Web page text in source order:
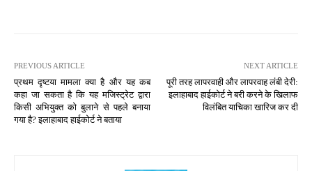
PREVIOUS ARTICLE
प्रथम दृष्टया मामला क्या है और यह कब
कहा जा सकता है कि यह मजिस्ट्रेट द्वारा
किसी अभियुक्त को बुलाने से पहले बनाया
गया है? इलाहाबाद हाईकोर्ट ने बताया
NEXT ARTICLE
पूरी तरह लापरवाही और लापरवाह लंबी देरी:
इलाहाबाद हाईकोर्ट ने बरी करने के खिलाफ
विलंबित याचिका खारिज कर दी